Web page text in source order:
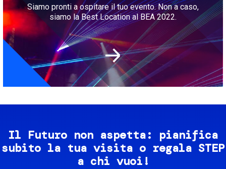
Siamo pronti a ospitare il tuo evento. Non a caso,
siamo la Best Location al BEA 2022.
Il Futuro non aspetta: pianifica
subito la tua visita o regala STEP
a chi vuoi!